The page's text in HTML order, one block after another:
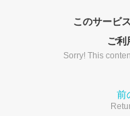
このサービ
ご利
Sorry! This
前